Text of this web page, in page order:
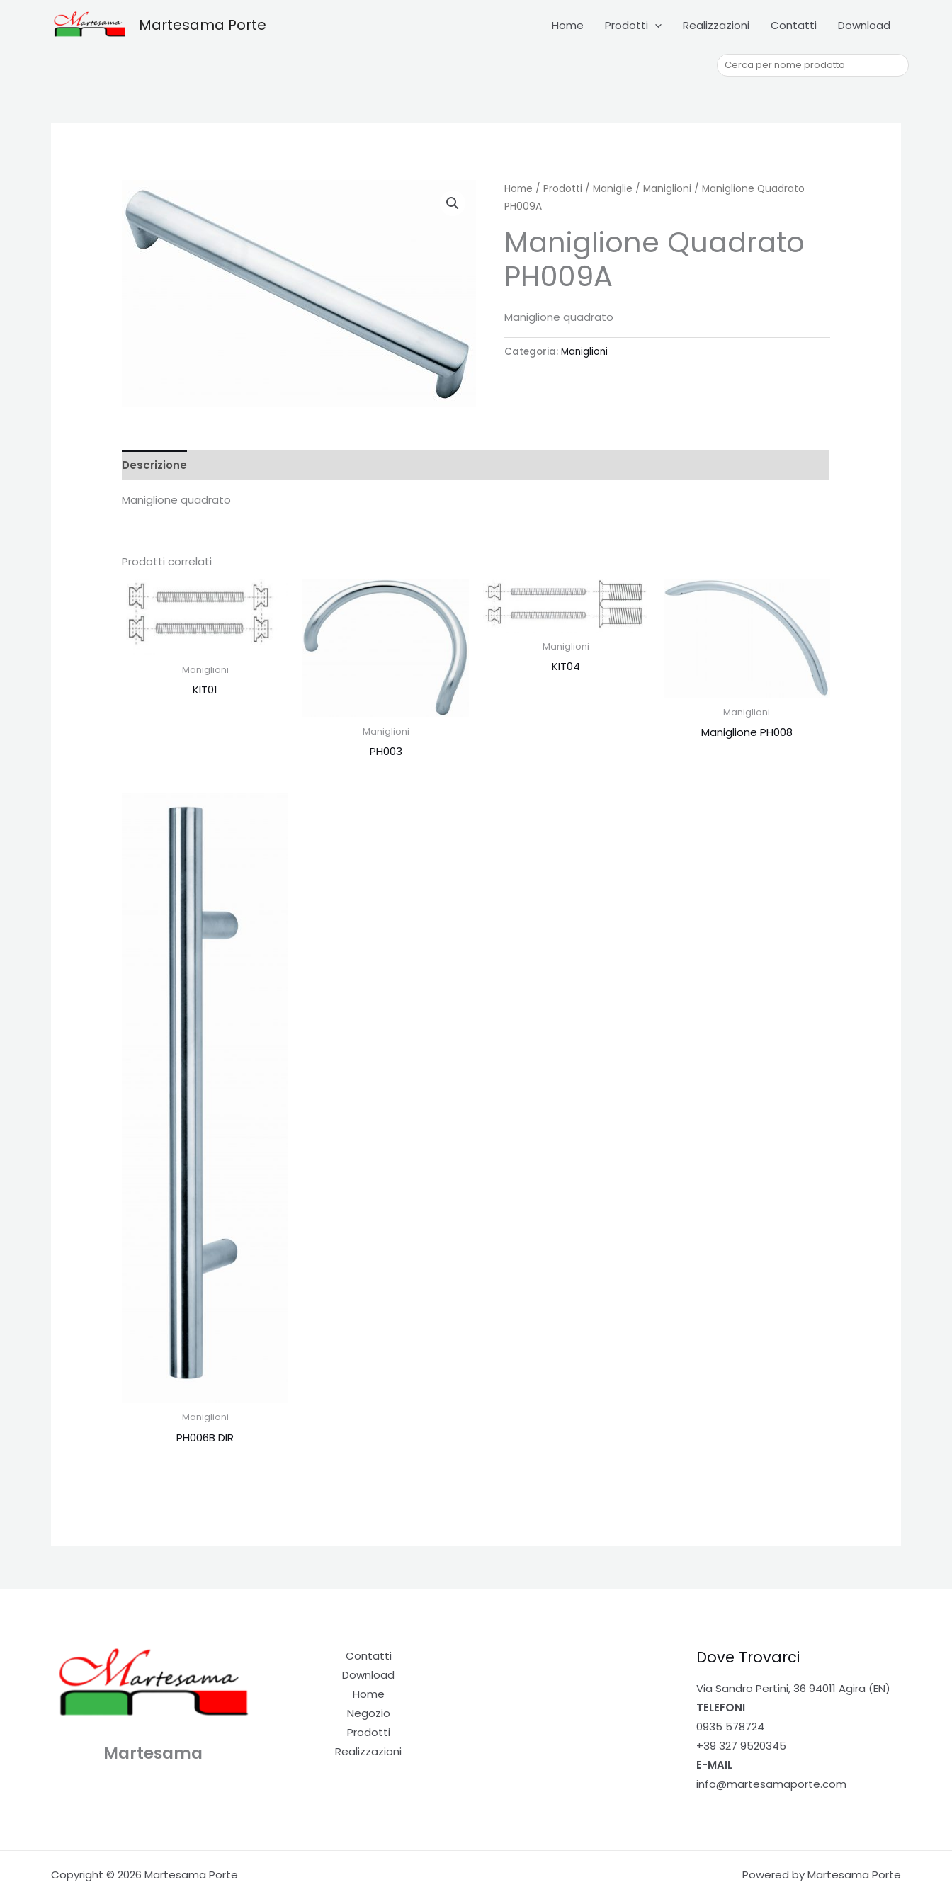
Martesama Porte Home Prodotti Realizzazioni Contatti Download
Home / Prodotti / Maniglie / Maniglioni / Maniglione Quadrato
PH009A
Maniglione Quadrato
PH009A
Maniglione quadrato
Categoria: Maniglioni
Descrizione
Maniglione quadrato
Prodotti correlati
Maniglioni
KIT01
Maniglioni
PH003
Maniglioni
KIT04
Maniglioni
Maniglione PH008
Maniglioni
PH006B DIR
Martesama
Contatti
Download
Home
Negozio
Prodotti
Realizzazioni
Dove Trovarci
Via Sandro Pertini, 36 94011 Agira (EN)
TELEFONI
0935 578724
+39 327 9520345
E-MAIL
info@martesamaporte.com
Copyright © 2026 Martesama Porte Powered by Martesama Porte